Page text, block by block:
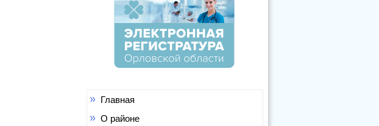
Главная
О районе